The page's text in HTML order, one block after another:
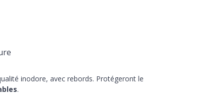
inodore, avec rebords. Protégeront le
.